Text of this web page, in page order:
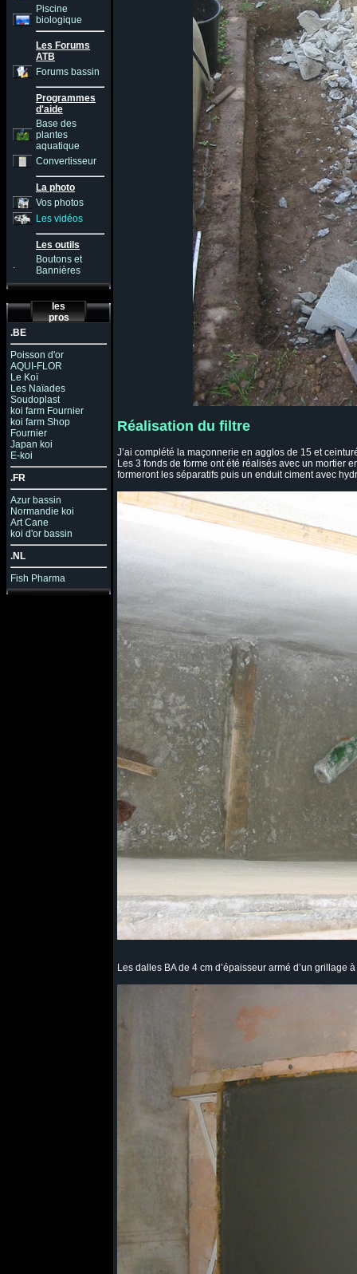
Piscine
biologique
Les Forums
ATB
Forums bassin
Programmes
d'aide
Base des
plantes
aquatique
Convertisseur
La photo
Vos photos
Les vidéos
Les outils
.
Boutons et
Bannières
les
pros
.BE
Poisson d'or
AQUI-FLOR
Le Koï
Les Naïades
Soudoplast
koi farm Fournier
koi farm Shop
Fournier
Japan koi
E-koi
.FR
Azur bassin
Normandie koi
Art Cane
koi d'or bassin
.NL
Fish Pharma
Réalisation du filtre
J’ai complété la maçonnerie en agglos de 15 et
Les 3 fonds de forme ont été réalisés avec un mortier
formeront les séparatifs puis un enduit ciment avec
Les dalles BA de 4 cm d’épaisseur armé d’un